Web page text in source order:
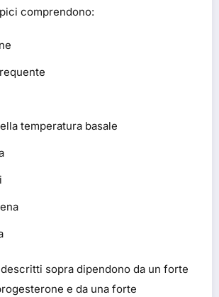
comprendono:
temperatura basale
sopra dipendono da un forte
e da una forte